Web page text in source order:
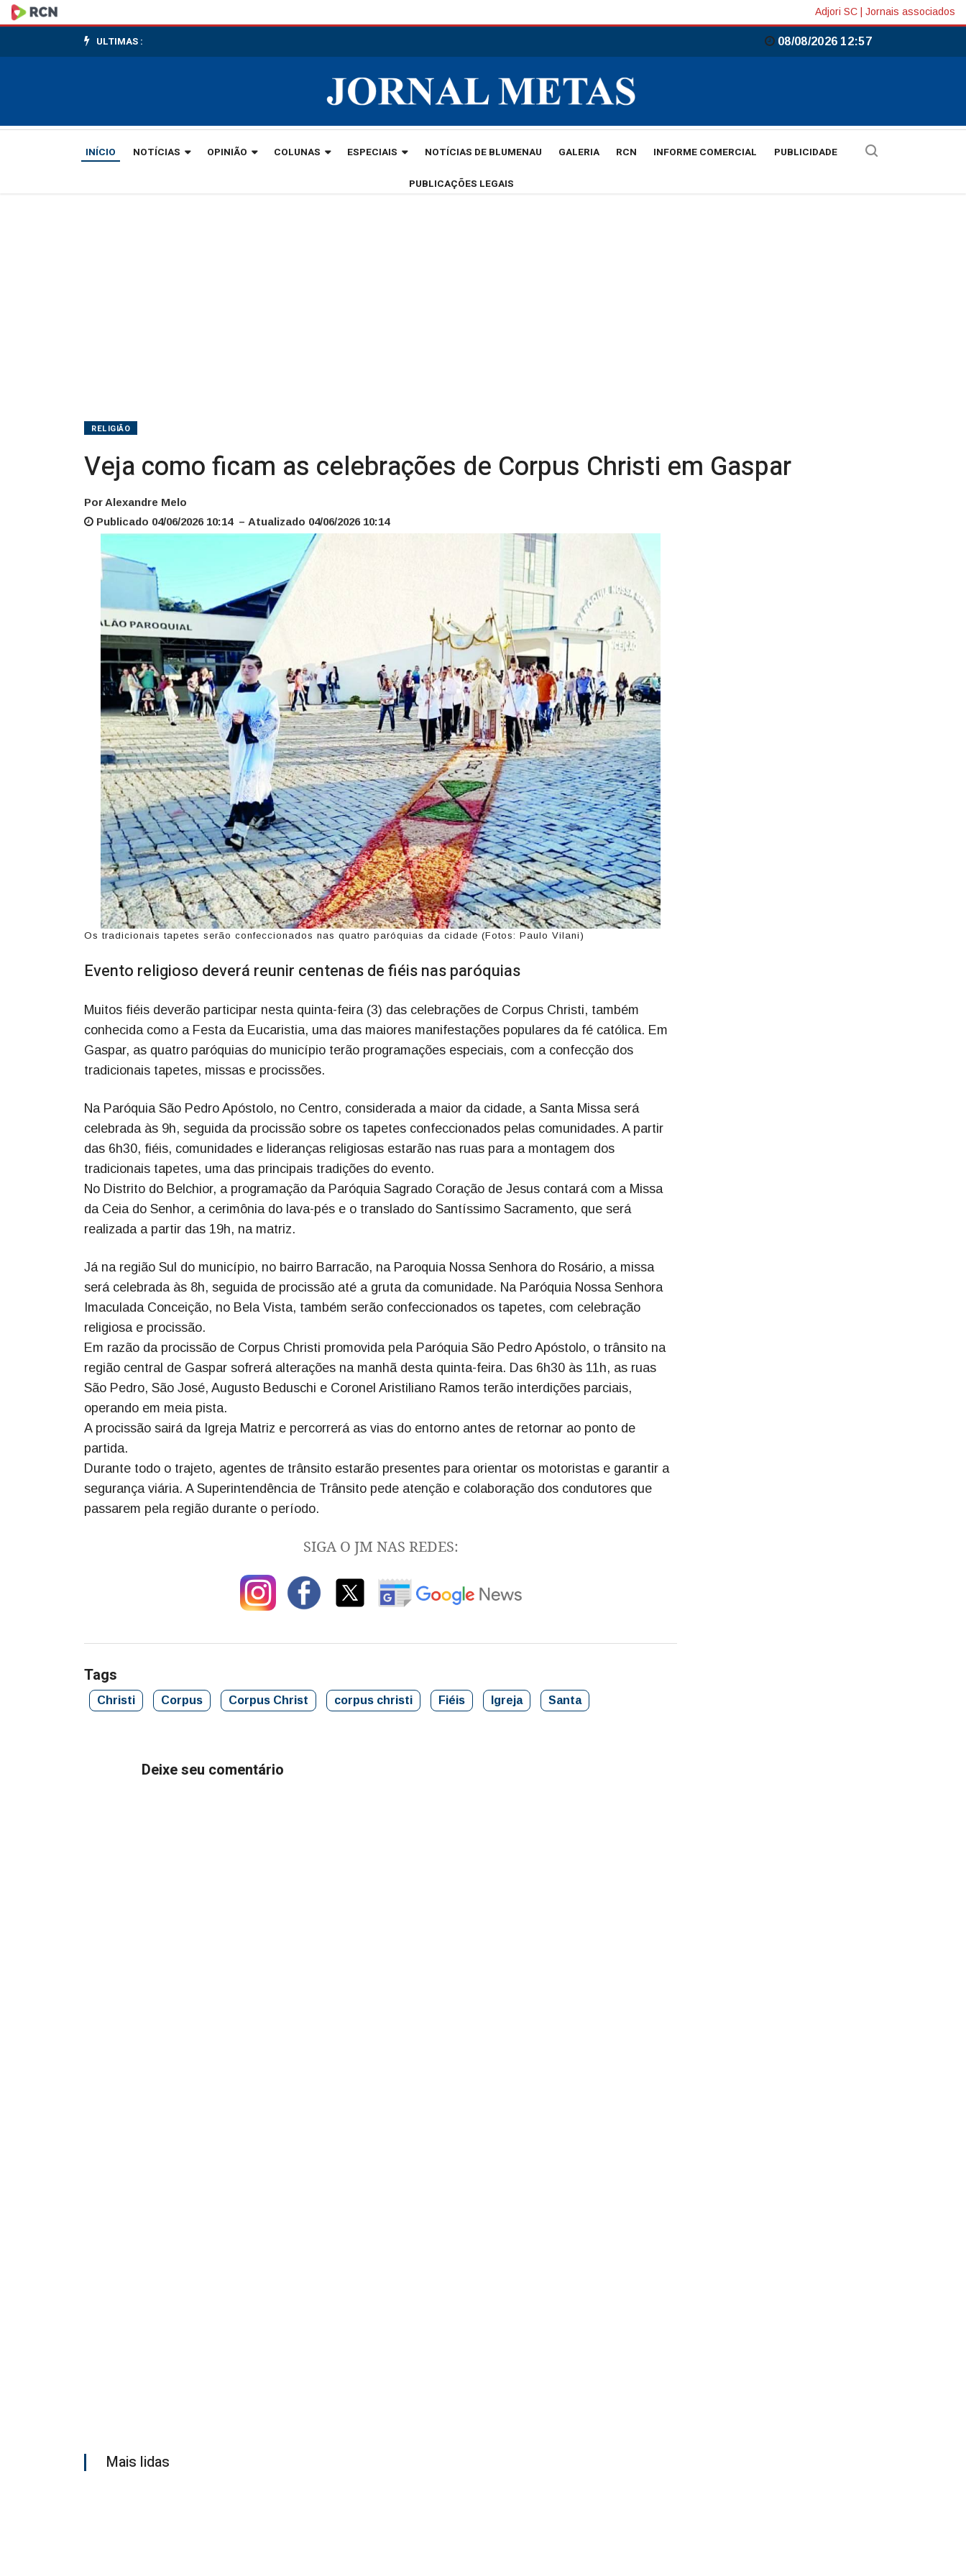
Veja
como
celebrações
Adjori SC Jornais associados
ULTIMAS : 08/08/2026 12:57
INÍCIO NOTÍCIAS OPINIÃO COLUNAS ESPECIAIS NOTÍCIAS DE BLUMENAU GALERIA RCN INFORME COMERCIAL PUBLICIDADE
PUBLICAÇÕES LEGAIS
RELIGIÃO
Veja como ficam as celebrações de Corpus Christi em Gaspar
Por Alexandre Melo
Publicado 04/06/2026 10:14 – Atualizado 04/06/2026 10:14
Os tradicionais tapetes serão confeccionados nas quatro paróquias da cidade (Fotos: Paulo Vilani)
Evento religioso deverá reunir centenas de fiéis nas paróquias
Muitos fiéis deverão participar nesta quinta-feira (3) das celebrações de Corpus Christi, também
conhecida como a Festa da Eucaristia, uma das maiores manifestações populares da fé católica. Em
Gaspar, as quatro paróquias do município terão programações especiais, com a confecção dos
tradicionais tapetes, missas e procissões.
Na Paróquia São Pedro Apóstolo, no Centro, considerada a maior da cidade, a Santa Missa será
celebrada às 9h, seguida da procissão sobre os tapetes confeccionados pelas comunidades. A partir
das 6h30, fiéis, comunidades e lideranças religiosas estarão nas ruas para a montagem dos
tradicionais tapetes, uma das principais tradições do evento.
No Distrito do Belchior, a programação da Paróquia Sagrado Coração de Jesus contará com a Missa
da Ceia do Senhor, a cerimônia do lava-pés e o translado do Santíssimo Sacramento, que será
realizada a partir das 19h, na matriz.
Já na região Sul do município, no bairro Barracão, na Paroquia Nossa Senhora do Rosário, a missa
será celebrada às 8h, seguida de procissão até a gruta da comunidade. Na Paróquia Nossa Senhora
Imaculada Conceição, no Bela Vista, também serão confeccionados os tapetes, com celebração
religiosa e procissão.
Em razão da procissão de Corpus Christi promovida pela Paróquia São Pedro Apóstolo, o trânsito na
região central de Gaspar sofrerá alterações na manhã desta quinta-feira. Das 6h30 às 11h, as ruas
São Pedro, São José, Augusto Beduschi e Coronel Aristiliano Ramos terão interdições parciais,
operando em meia pista.
A procissão sairá da Igreja Matriz e percorrerá as vias do entorno antes de retornar ao ponto de
partida.
Durante todo o trajeto, agentes de trânsito estarão presentes para orientar os motoristas e garantir a
segurança viária. A Superintendência de Trânsito pede atenção e colaboração dos condutores que
passarem pela região durante o período.
SIGA O JM NAS REDES:
Tags
Christi Corpus Corpus Christ corpus christi Fiéis Igreja Santa
Deixe seu comentário
Mais lidas